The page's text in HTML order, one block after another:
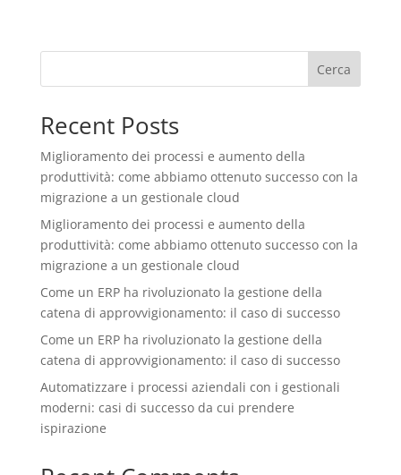
Cerca
Recent Posts
Miglioramento dei processi e aumento della
produttività: come abbiamo ottenuto successo con la
migrazione a un gestionale cloud
Miglioramento dei processi e aumento della
produttività: come abbiamo ottenuto successo con la
migrazione a un gestionale cloud
Come un ERP ha rivoluzionato la gestione della
catena di approvvigionamento: il caso di successo
Come un ERP ha rivoluzionato la gestione della
catena di approvvigionamento: il caso di successo
Automatizzare i processi aziendali con i gestionali
moderni: casi di successo da cui prendere
ispirazione